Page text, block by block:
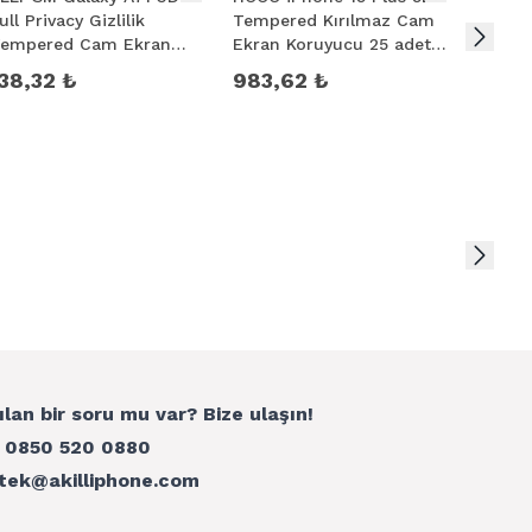
Privacy Gizlilik
Cam Ekran
₺
Tempered Kırılmaz Cam
Ekran Koruyucu 25 adet
983,62 ₺
bir soru mu var? Bize ulaşın!
0850 520 0880